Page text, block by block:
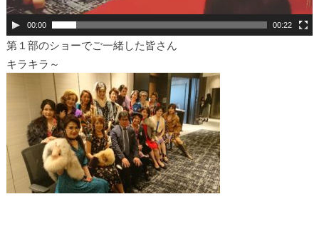
00:00 00:22
第１部のショーでご一緒した皆さん
キラキラ～